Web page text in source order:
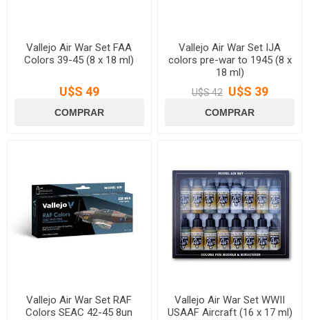
Vallejo Air War Set FAA
Colors 39-45 (8 x 18 ml)
U$S 49
Vallejo Air War Set IJA
colors pre-war to 1945 (8 x
18 ml)
U$S 42 U$S 39
Vallejo Air War Set RAF
Colors SEAC 42-45 8un
Vallejo Air War Set WWII
USAAF Aircraft (16 x 17 ml)